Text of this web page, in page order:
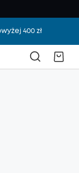
400 zł